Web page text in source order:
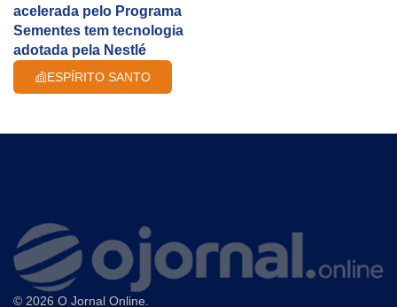
acelerada pelo Programa
Sementes tem tecnologia
adotada pela Nestlé
ESPÍRITO SANTO
© 2026 O Jornal Online.